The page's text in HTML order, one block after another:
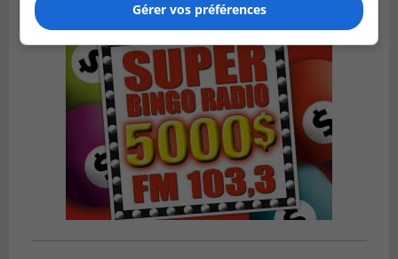
Gérer vos préférences